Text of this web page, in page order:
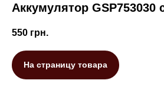
Аккумулятор GSP753030
550 грн.
На страницу товара